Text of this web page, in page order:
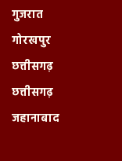
गुजरात
गोरखपुर
छत्तीसगढ़
छत्तीसगढ़
जहानाबाद